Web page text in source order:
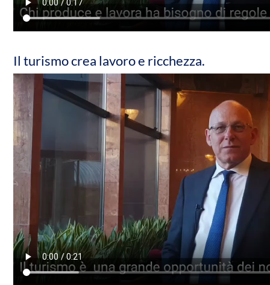
Il turismo crea lavoro e ricchezza.